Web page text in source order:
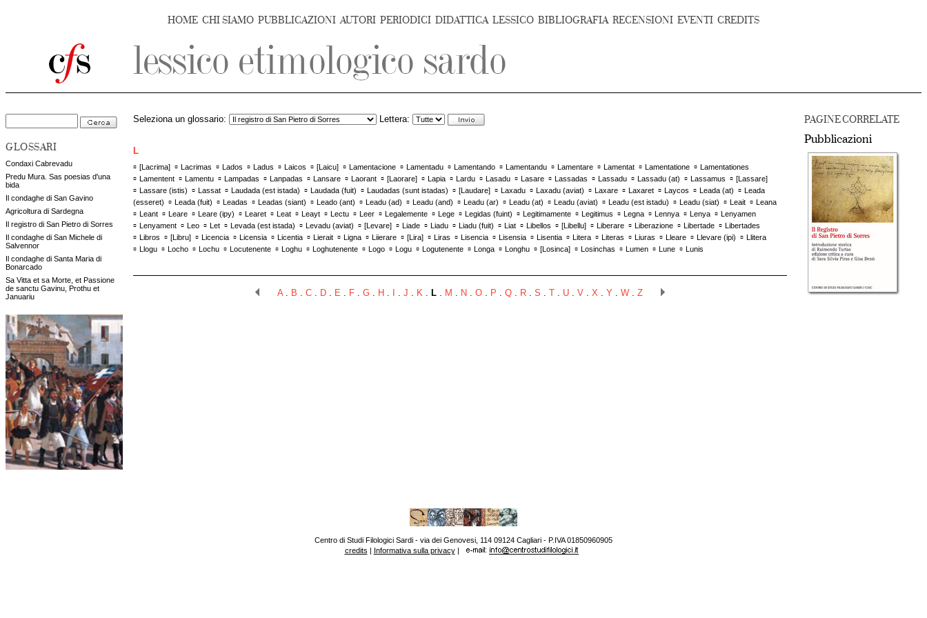
HOME CHI SIAMO PUBBLICAZIONI AUTORI PERIODICI DIDATTICA LESSICO BIBLIOGRAFIA RECENSIONI EVENTI CREDITS
GLOSSARI
Condaxi Cabrevadu
Predu Mura. Sas poesias d'una
bida
Il condaghe di San Gavino
Agricoltura di Sardegna
Il registro di San Pietro di Sorres
Il condaghe di San Michele di
Salvennor
Il condaghe di Santa Maria di
Bonarcado
Sa Vitta et sa Morte, et Passione
de sanctu Gavinu, Prothu et
Januariu
PAGINE CORRELATE
Pubblicazioni
Seleziona un glossario: Lettera:
L
▫ [Lacrima] ▫ Lacrimas ▫ Lados ▫ Ladus ▫ Laicos ▫ [Laicu] ▫ Lamentacione ▫ Lamentadu ▫ Lamentando ▫ Lamentandu ▫ Lamentare ▫ Lamentat ▫ Lamentatione ▫ Lamentationes
▫ Lamentent ▫ Lamentu ▫ Lampadas ▫ Lanpadas ▫ Lansare ▫ Laorant ▫ [Laorare] ▫ Lapia ▫ Lardu ▫ Lasadu ▫ Lasare ▫ Lassadas ▫ Lassadu ▫ Lassadu (at) ▫ Lassamus ▫ [Lassare]
▫ Lassare (istis) ▫ Lassat ▫ Laudada (est istada) ▫ Laudada (fuit) ▫ Laudadas (sunt istadas) ▫ [Laudare] ▫ Laxadu ▫ Laxadu (aviat) ▫ Laxare ▫ Laxaret ▫ Laycos ▫ Leada (at) ▫ Leada
(esseret) ▫ Leada (fuit) ▫ Leadas ▫ Leadas (siant) ▫ Leado (ant) ▫ Leadu (ad) ▫ Leadu (and) ▫ Leadu (ar) ▫ Leadu (at) ▫ Leadu (aviat) ▫ Leadu (est istadu) ▫ Leadu (siat) ▫ Leait ▫ Leana
▫ Leant ▫ Leare ▫ Leare (ipy) ▫ Learet ▫ Leat ▫ Leayt ▫ Lectu ▫ Leer ▫ Legalemente ▫ Lege ▫ Legidas (fuint) ▫ Legitimamente ▫ Legitimus ▫ Legna ▫ Lennya ▫ Lenya ▫ Lenyamen
▫ Lenyament ▫ Leo ▫ Let ▫ Levada (est istada) ▫ Levadu (aviat) ▫ [Levare] ▫ Liade ▫ Liadu ▫ Liadu (fuit) ▫ Liat ▫ Libellos ▫ [Libellu] ▫ Liberare ▫ Liberazione ▫ Libertade ▫ Libertades
▫ Libros ▫ [Libru] ▫ Licencia ▫ Licensia ▫ Licentia ▫ Lierait ▫ Ligna ▫ Liierare ▫ [Lira] ▫ Liras ▫ Lisencia ▫ Lisensia ▫ Lisentia ▫ Litera ▫ Literas ▫ Liuras ▫ Lleare ▫ Llevare (ipi) ▫ Llitera
▫ Llogu ▫ Locho ▫ Lochu ▫ Locutenente ▫ Loghu ▫ Loghutenente ▫ Logo ▫ Logu ▫ Logutenente ▫ Longa ▫ Longhu ▫ [Losinca] ▫ Losinchas ▫ Lumen ▫ Lune ▫ Lunis
A. B . C . D . E . F . G . H . . J . K . L . M . N . O . P . Q . R . S . . U . V . X . Y . W . Z
Centro di Studi Filologici Sardi - via dei Genovesi, 114 09124 Cagliari - P.IVA 01850960905
credits | Informativa sulla privacy|